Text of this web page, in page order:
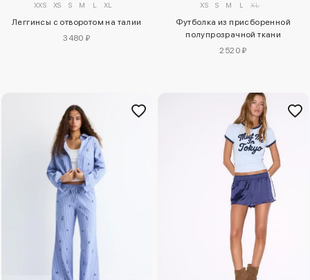
XXS XS S M L XL
Леггинсы с отворотом на талии
3480 ₽
XS S M L XL
Футболка из присборенной
полупрозрачной ткани
2520 ₽